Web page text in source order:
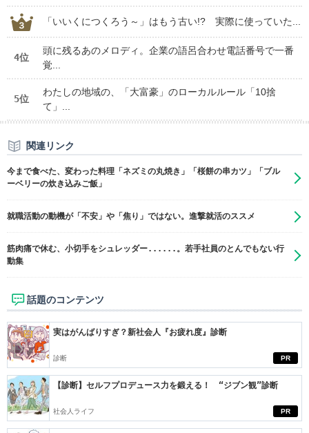
「いいくにつくろう～」はもう古い!? 実際に使っていた...
4位
頭に残るあのメロディ。企業の語呂合わせ電話番号で一番
覚...
5位
わたしの地域の、「大富豪」のローカルルール「10捨
て」...
関連リンク
今まで食べた、変わった料理「ネズミの丸焼き」「桜餅の串カツ」「ブル
ーベリーの炊き込みご飯」
就職活動の動機が「不安」や「焦り」ではない。進撃就活のススメ
筋肉痛で休む、小切手をシュレッダー......。若手社員のとんでもない行
動集
話題のコンテンツ
PR
実はがんばりすぎ？新社会人『お疲れ度』診断
診断
PR
【診断】セルフプロデュース力を鍛える！ “ジブン観”診断
社会人ライフ